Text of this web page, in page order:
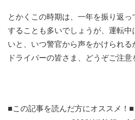
とかくこの時期は、一年を振り返っ
することも多いでしょうが、運転中
いと、いつ警官から声をかけられる
ドライバーの皆さま、どうぞご注意
■この記事を読んだ方にオススメ！■